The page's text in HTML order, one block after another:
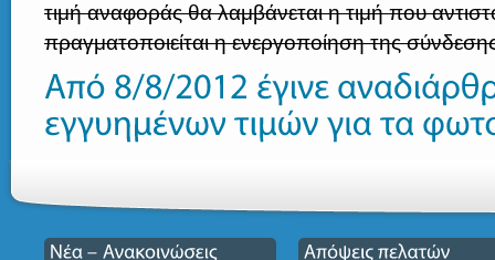
τιμή αναφοράς θα λαμβάνεται η τιμή που
πραγματοποιείται η ενεργοποίηση της